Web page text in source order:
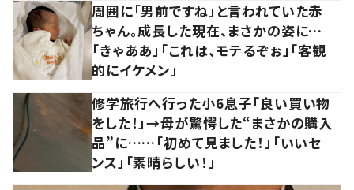
周囲に「男前ですね」と言われていた赤
ちゃん。成長した現在、まさかの姿に…
「きゃああ」「これは、モテるぞぉ」「客観
的にイケメン」
修学旅行へ行った小6息子「良い買い物
をした！」→母が驚愕した“まさかの購入
品”に……「初めて見ました！」「いいセ
ンス」「素晴らしい！」